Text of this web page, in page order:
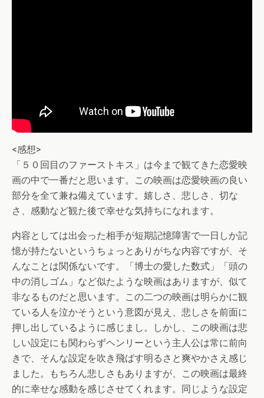
<感想>
「５０回目のファーストキス」は今まで観てきた恋愛映
画の中で一番だと思います。この映画は恋愛映画の良い
部分を全て兼ね備えています。嬉しさ、悲しさ、切な
さ、感動など観た後で幸せな気持ちになれます。
内容としては出会った相手が短期記憶障害で一日しか記
憶が持たないというちょっとありがちな内容ですが、そ
んなことは関係ないです。「博士の愛した数式」「頭の
中の消しゴム」など似たような映画はありますが、似て
非なるものだと思います。この二つの映画は明らかに観
ている人を泣かそうという意図が見え、悲しさを前面に
押し出しているように感じまし。しかし、この映画は悲
しい設定にも関わらずヘンリーという主人公は常に前向
きで、そんな設定を吹き飛ばす明るさと爽やかさえ感じ
ました。もちろん悲しさもありますが、この映画は最終
的に幸せな感動を感じさせてくれます。同じような設定